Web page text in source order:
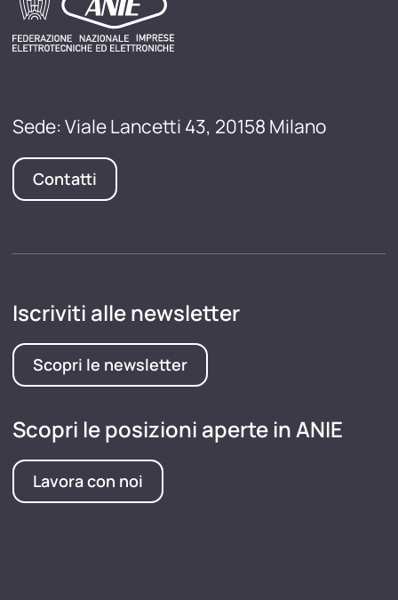
Sede: Viale Lancetti 43, 20158 Milano
Contatti
Iscriviti alle newsletter
Scopri le newsletter
Scopri le posizioni aperte in ANIE
Lavora con noi